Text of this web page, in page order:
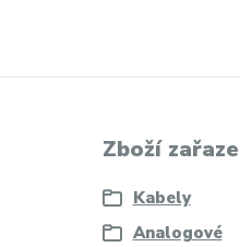
Zboží
Kabely
Analogové